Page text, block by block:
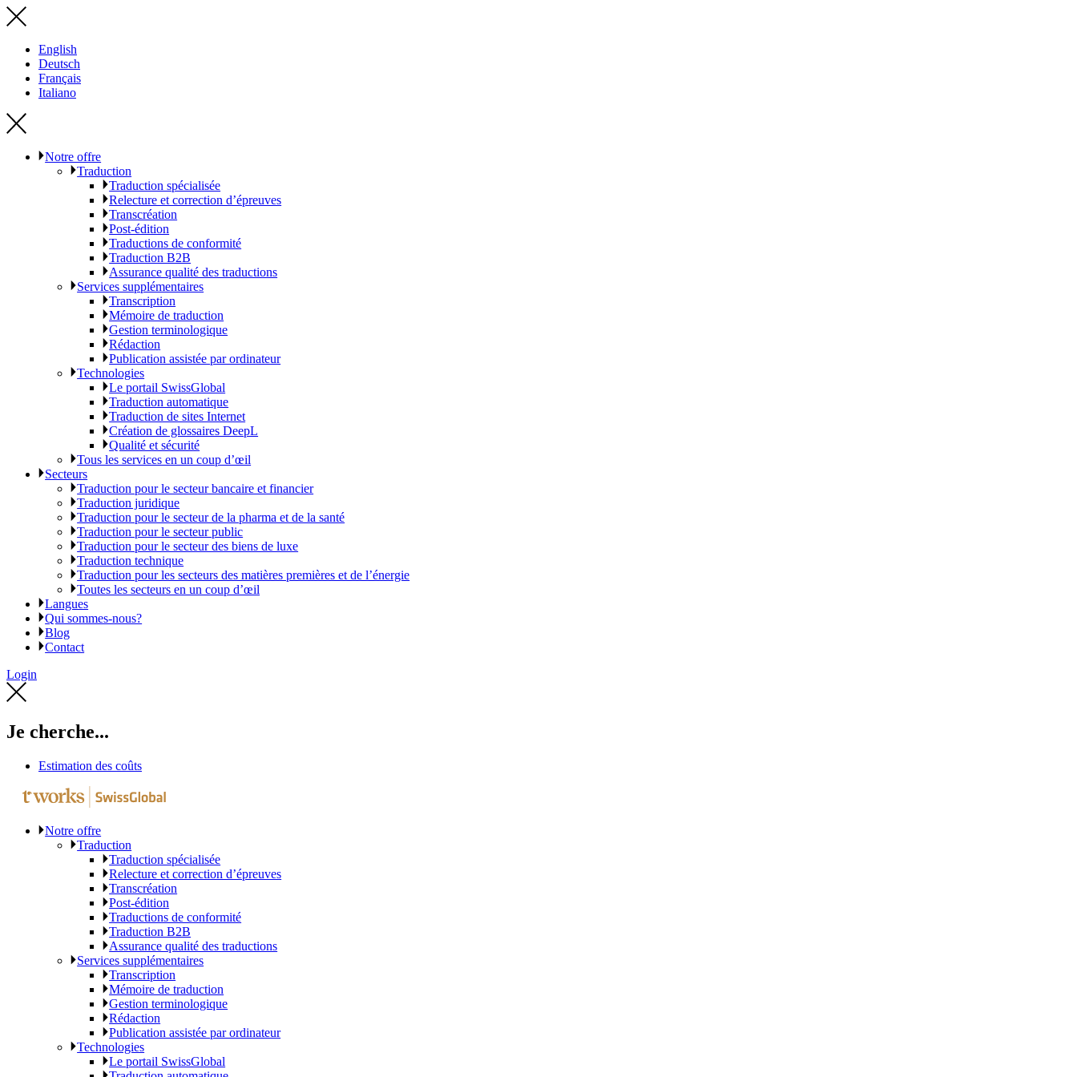
English
Deutsch
Français
Italiano
Notre offre
Traduction
Traduction spécialisée
Relecture et correction d’épreuves
Transcréation
Post-édition
Traductions de conformité
Traduction B2B
Assurance qualité des traductions
Services supplémentaires
Transcription
Mémoire de traduction
Gestion terminologique
Rédaction
Publication assistée par ordinateur
Technologies
Le portail SwissGlobal
Traduction automatique
Traduction de sites Internet
Création de glossaires DeepL
Qualité et sécurité
Tous les services en un coup d’œil
Secteurs
Traduction pour le secteur bancaire et financier
Traduction juridique
Traduction pour le secteur de la pharma et de la santé
Traduction pour le secteur public
Traduction pour le secteur des biens de luxe
Traduction technique
Traduction pour les secteurs des matières premières et de l’énergie
Toutes les secteurs en un coup d’œil
Langues
Qui sommes-nous?
Blog
Contact
Login
Je cherche...
Estimation des coûts
Notre offre
Traduction
Traduction spécialisée
Relecture et correction d’épreuves
Transcréation
Post-édition
Traductions de conformité
Traduction B2B
Assurance qualité des traductions
Services supplémentaires
Transcription
Mémoire de traduction
Gestion terminologique
Rédaction
Publication assistée par ordinateur
Technologies
Le portail SwissGlobal